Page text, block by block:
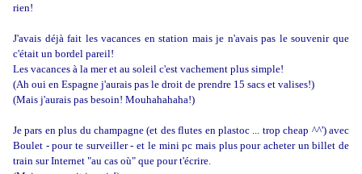
rien!
J'avais déjà fait les vacances en station mais je n'avais pas le souvenir que
c'était un bordel pareil!
Les vacances à la mer et au soleil c'est vachement plus simple!
(Ah oui en Espagne j'aurais pas le droit de prendre 15 sacs et valises!)
(Mais j'aurais pas besoin! Mouhahahaha!)
Je pars en plus du champagne (et des flutes en plastoc ... trop cheap ^^') avec
Boulet - pour te surveiller - et le mini pc mais plus pour acheter un billet de
train sur Internet "au cas où" que pour t'écrire.